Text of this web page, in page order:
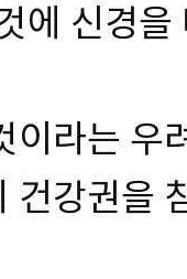
에 신경
이라는 우
건강권을